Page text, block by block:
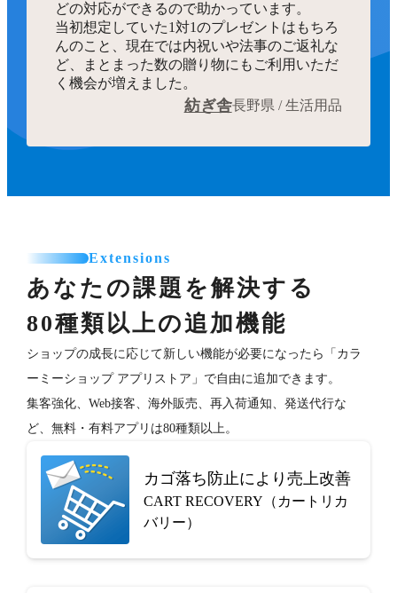
んのこと、現在では内祝いや法事のご返礼な
ど、まとまった数の贈り物にもご利用いただ
く機会が増えました。
紡ぎ舎 長野県 / 生活用品
あなたの課題を解決する
80種類以上の追加機能
ショップの成長に応じて新しい機能が必要になったら「カラ
ーミーショップ アプリストア」で自由に追加できます。
集客強化、Web接客、海外販売、再入荷通知、発送代行な
ど、無料・有料アプリは80種類以上。
CART RECOVERY（カートリカ
バリー）